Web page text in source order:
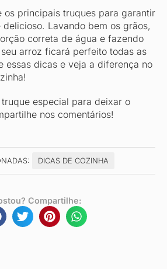
os principais truques para garantir
Lavando bem os grãos,
correta de água e fazendo
arroz ficará perfeito todas as
essas dicas e veja a diferença no
especial para deixar o
nos comentários!
DICAS DE COZINHA
Compartilhe: